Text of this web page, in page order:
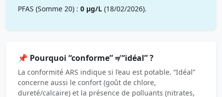
PFAS (Somme 20) : 0 µg/L (18/02/2026).
📌 Pourquoi “conforme” ≠ “idéal” ?
La conformité ARS indique si l’eau est potable. “Idéal”
concerne aussi le confort (goût de chlore,
dureté/calcaire) et la présence de polluants (nitrates,